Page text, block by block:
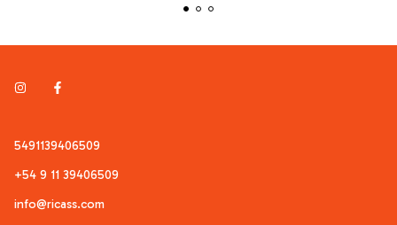
5491139406509
+54 9 11 39406509
info@ricass.com